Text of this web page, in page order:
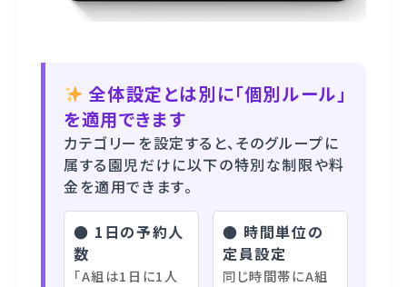
全体設定とは別に「個別ルール」
を適用できます
カテゴリーを設定すると、そのグループに
属する園児だけに以下の特別な制限や料
金を適用できます。
● 1日の予約人
数
「A組は1日に1人
● 時間単位の
定員設定
同じ時間帯にA組